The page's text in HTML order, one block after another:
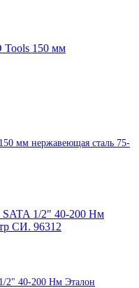
мм нержавеющая сталь 75-
2" 40-200 Нм Эталон